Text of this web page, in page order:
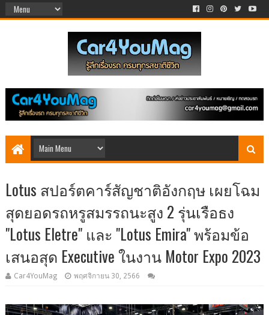
Lotus สปอร์ตคาร์สัญชาติอังกฤษ เผยโฉม
สุดยอดรถหรูสมรรถนะสูง 2 รุ่นเรือธง
"Lotus Eletre" และ "Lotus Emira" พร้อมข้อ
เสนอสุด Executive ในงาน Motor Expo 2023
Car4YouMag พฤศจิกายน 30, 2566